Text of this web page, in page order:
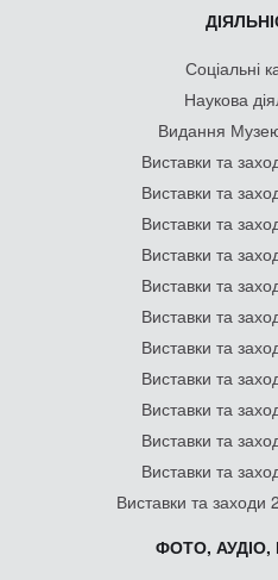
Соціальні
Наукова
Видання
Виставки та
Виставки та
Виставки та
Виставки та
Виставки та
Виставки та
Виставки та
Виставки та
Виставки та
Виставки та
Виставки та
Виставки та заходи
ФОТО, АУДІО,